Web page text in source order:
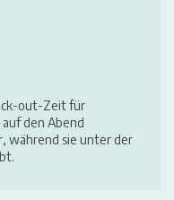
out-Zeit für
den Abend
während sie unter der